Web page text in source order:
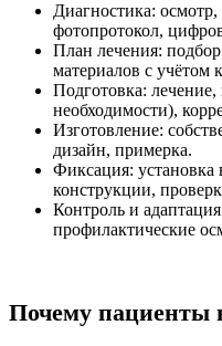
Диагностика:
фотопротокол,
План лечения:
материалов с учётом
Подготовка:
необходимости),
Изготовление:
дизайн, примерка.
Фиксация:
конструкции,
Контроль и
профилактические
Почему